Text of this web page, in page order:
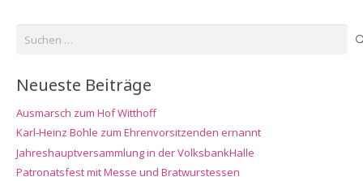
Suchen
Neueste Beiträge
Ausmarsch zum Hof Witthoff
Karl-Heinz Bohle zum Ehrenvorsitzenden ernannt
Jahreshauptversammlung in der VolksbankHalle
Patronatsfest mit Messe und Bratwurstessen